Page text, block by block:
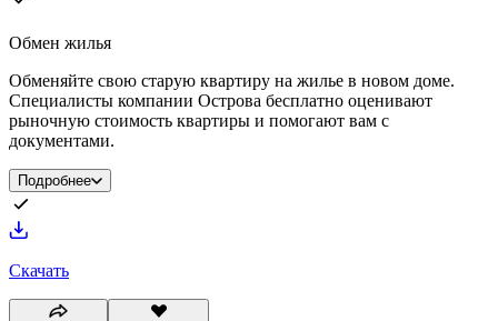
Обмен жилья
Обменяйте свою старую квартиру на жилье в новом доме.
Специалисты компании Острова бесплатно оценивают
рыночную стоимость квартиры и помогают вам с
документами.
Подробнее
Скачать